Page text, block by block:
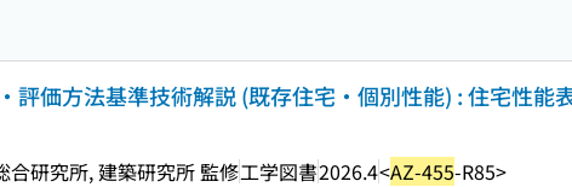
評価方法基準技術解説 (既存住宅・個別性能) : 住宅性能
合研究所, 建築研究所 監修工学図書2026.4<AZ-455-R85>